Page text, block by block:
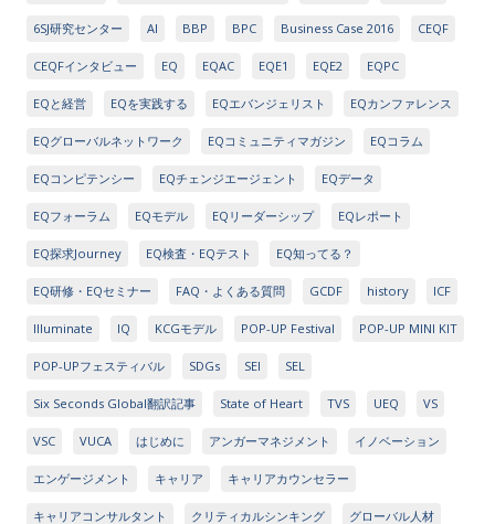
6SJ研究センター AI BBP BPC Business Case 2016 CEQF
CEQFインタビュー EQ EQAC EQE1 EQE2 EQPC
EQと経営 EQを実践する EQエバンジェリスト EQカンファレンス
EQグローバルネットワーク EQコミュニティマガジン EQコラム
EQコンピテンシー EQチェンジエージェント EQデータ
EQフォーラム EQモデル EQリーダーシップ EQレポート
EQ探求Journey EQ検査・EQテスト EQ知ってる？
EQ研修・EQセミナー FAQ・よくある質問 GCDF history ICF
Illuminate IQ KCGモデル POP-UP Festival POP-UP MINI KIT
POP-UPフェスティバル SDGs SEI SEL
Six Seconds Global翻訳記事 State of Heart TVS UEQ VS
VSC VUCA はじめに アンガーマネジメント イノベーション
エンゲージメント キャリア キャリアカウンセラー
キャリアコンサルタント クリティカルシンキング グローバル人材